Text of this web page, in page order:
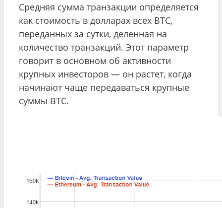
Средняя сумма транзакции определяется
как стоимость в долларах всех BTC,
переданных за сутки, деленная на
количество транзакций. Этот параметр
говорит в основном об активности
крупных инвесторов — он растет, когда
начинают чаще передаваться крупные
суммы BTC.